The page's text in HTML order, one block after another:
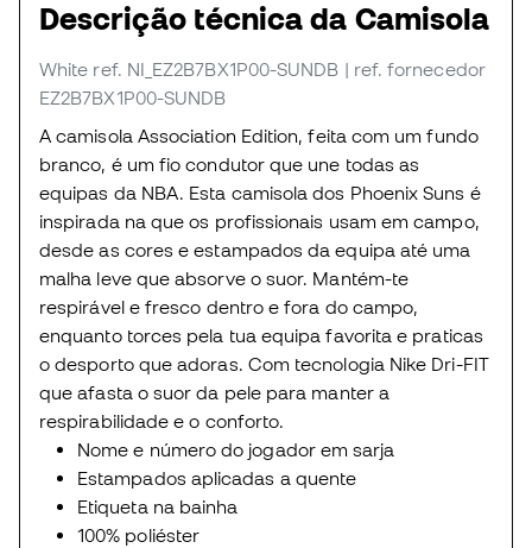
Descrição técnica da Camisola
White ref. NI_EZ2B7BX1P00-SUNDB | ref. fornecedor
EZ2B7BX1P00-SUNDB
A camisola Association Edition, feita com um fundo
branco, é um fio condutor que une todas as
equipas da NBA. Esta camisola dos Phoenix Suns é
inspirada na que os profissionais usam em campo,
desde as cores e estampados da equipa até uma
malha leve que absorve o suor. Mantém-te
respirável e fresco dentro e fora do campo,
enquanto torces pela tua equipa favorita e praticas
o desporto que adoras. Com tecnologia Nike Dri-FIT
que afasta o suor da pele para manter a
respirabilidade e o conforto.
Nome e número do jogador em sarja
Estampados aplicadas a quente
Etiqueta na bainha
100% poliéster